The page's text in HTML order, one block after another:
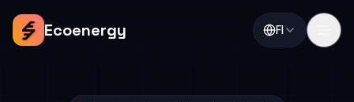
Ecoenergy FI